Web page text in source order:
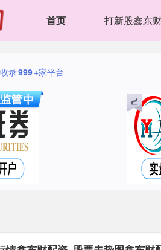
首页 打新股鑫东
录999+家平台